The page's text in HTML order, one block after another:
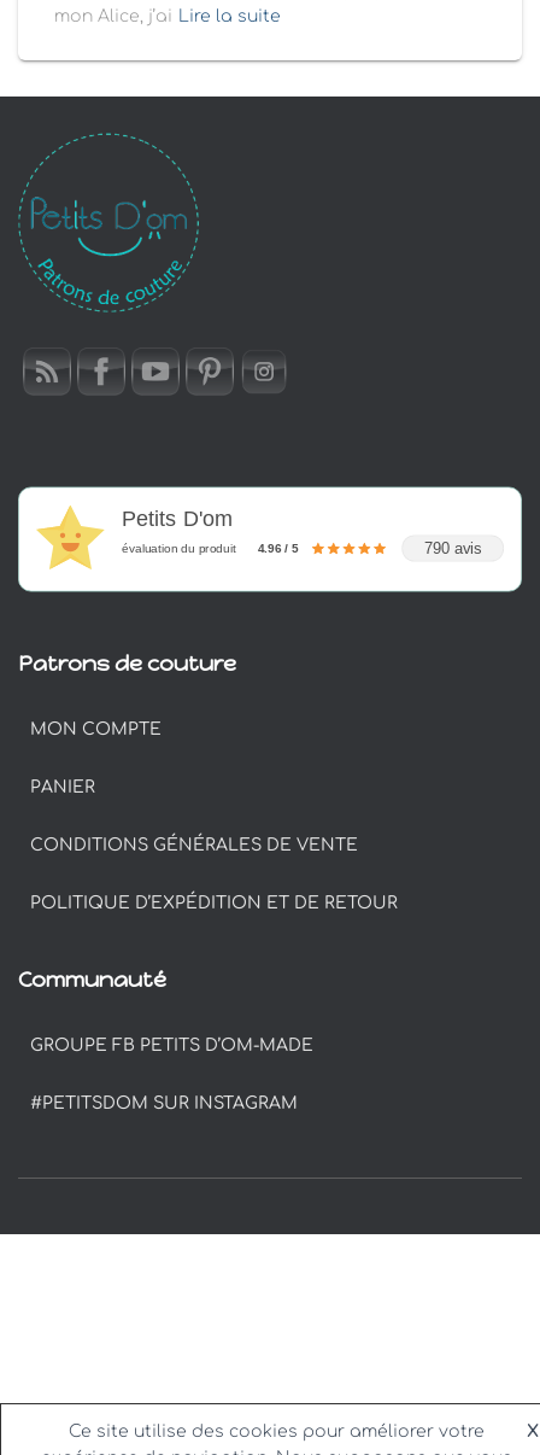
mon Alice, j’ai Lire la suite
Petits D'om
évaluation du produit 4.96 / 5 790 avis
Patrons de couture
MON COMPTE
PANIER
CONDITIONS GÉNÉRALES DE VENTE
POLITIQUE D’EXPÉDITION ET DE RETOUR
Communauté
GROUPE FB PETITS D’OM-MADE
#PETITSDOM SUR INSTAGRAM
Ce site utilise des cookies pour améliorer votre
X